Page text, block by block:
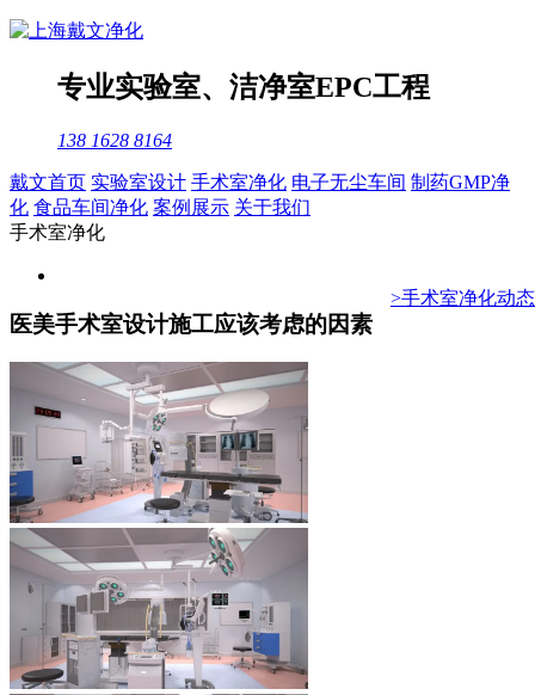
专业实验室、 洁净室EPC工程
138 1628 8164
戴文首页 实验室设计 手术室净化 电子无尘车间 制药GMP净
化 食品车间净化 案例展示 关于我们
手术室净化
>手术室净化动态
医美手术室设计施工应该考虑的因素